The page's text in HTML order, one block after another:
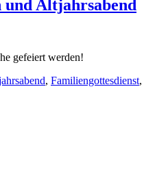
und Altjahrsabend
gefeiert werden!
, Familiengottesdienst,